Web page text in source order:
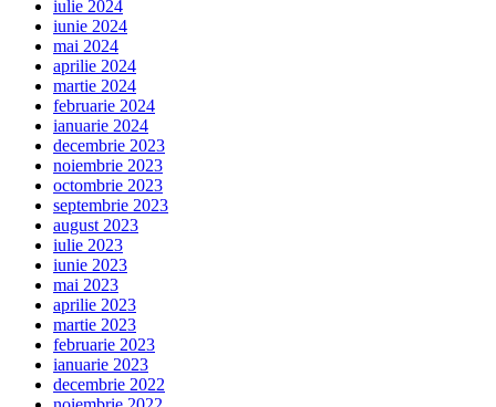
iulie 2024
iunie 2024
mai 2024
aprilie 2024
martie 2024
februarie 2024
ianuarie 2024
decembrie 2023
noiembrie 2023
octombrie 2023
septembrie 2023
august 2023
iulie 2023
iunie 2023
mai 2023
aprilie 2023
martie 2023
februarie 2023
ianuarie 2023
decembrie 2022